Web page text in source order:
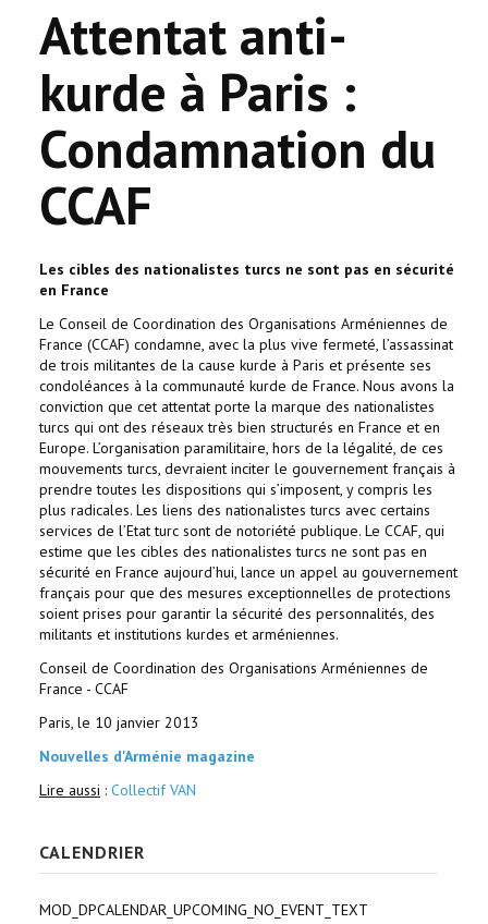
ACTUALITÉ
COMMUNAUTÉ
EVÉNEMENTS
🔔 ELECTIONS 2026 🗳️
CONTACT
Attentat anti-
kurde à Paris :
Condamnation du
CCAF
Les cibles des nationalistes turcs ne sont pas en sécurité
en France
Le Conseil de Coordination des Organisations Arméniennes de
France (CCAF) condamne, avec la plus vive fermeté, l’assassinat
de trois militantes de la cause kurde à Paris et présente ses
condoléances à la communauté kurde de France. Nous avons la
conviction que cet attentat porte la marque des nationalistes
turcs qui ont des réseaux très bien structurés en France et en
Europe. L’organisation paramilitaire, hors de la légalité, de ces
mouvements turcs, devraient inciter le gouvernement français à
prendre toutes les dispositions qui s’imposent, y compris les
plus radicales. Les liens des nationalistes turcs avec certains
services de l’Etat turc sont de notoriété publique. Le CCAF, qui
estime que les cibles des nationalistes turcs ne sont pas en
sécurité en France aujourd’hui, lance un appel au gouvernement
français pour que des mesures exceptionnelles de protections
soient prises pour garantir la sécurité des personnalités, des
militants et institutions kurdes et arméniennes.
Conseil de Coordination des Organisations Arméniennes de
France - CCAF
Paris, le 10 janvier 2013
Nouvelles d'Arménie magazine
Lire aussi : Collectif VAN
CALENDRIER
MOD_DPCALENDAR_UPCOMING_NO_EVENT_TEXT